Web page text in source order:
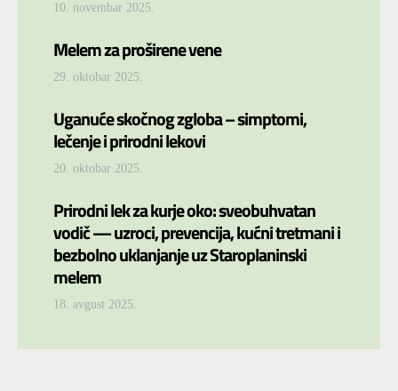
10. novembar 2025.
Melem za proširene vene
29. oktobar 2025.
Uganuće skočnog zgloba – simptomi,
lečenje i prirodni lekovi
20. oktobar 2025.
Prirodni lek za kurje oko: sveobuhvatan
vodič — uzroci, prevencija, kućni tretmani i
bezbolno uklanjanje uz Staroplaninski
melem
18. avgust 2025.